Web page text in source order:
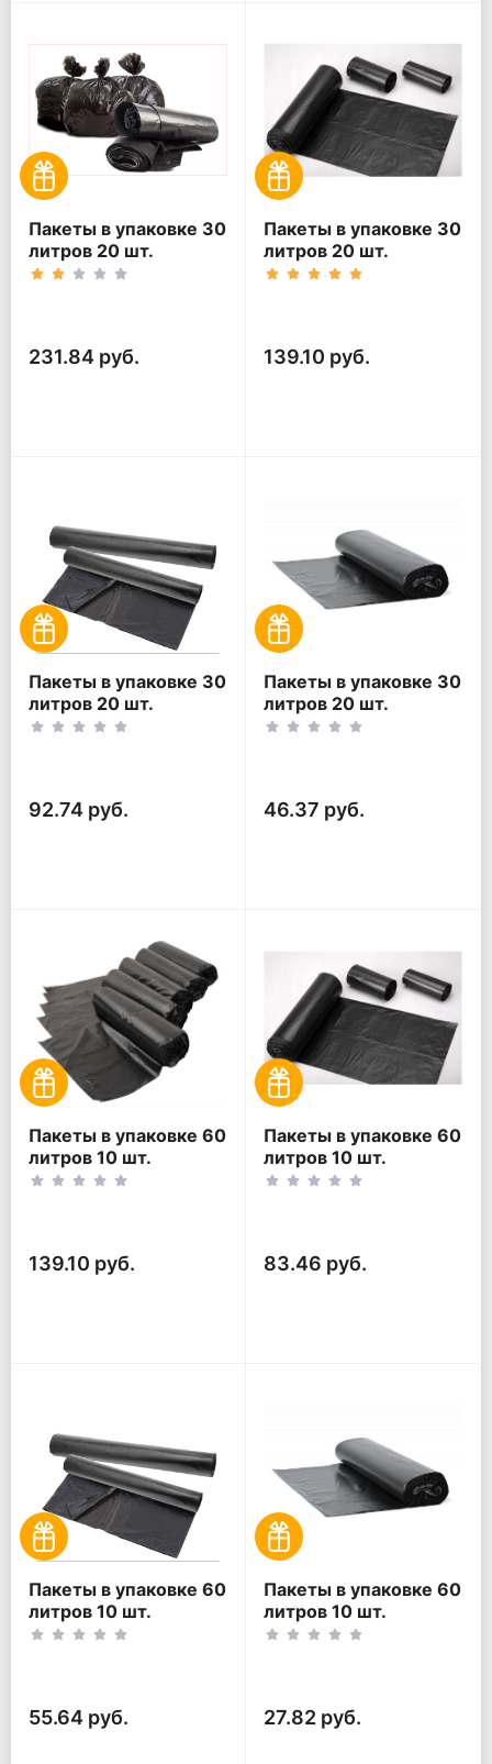
Пакеты в упаковке 30
литров 20 шт.
(20шт*5рул)
231.84 руб.
Пакеты в упаковке 30
литров 20 шт.
(20шт*3рул)
139.10 руб.
Пакеты в упаковке 30
литров 20 шт.
(20шт*2рул)
92.74 руб.
Пакеты в упаковке 30
литров 20 шт.
(20шт*1рул)
46.37 руб.
Пакеты в упаковке 60
литров 10 шт.
(10шт*5рул)
139.10 руб.
Пакеты в упаковке 60
литров 10 шт.
(10шт*3рул)
83.46 руб.
Пакеты в упаковке 60
литров 10 шт.
(10шт*2рул)
55.64 руб.
Пакеты в упаковке 60
литров 10 шт.
(10шт*1рул)
27.82 руб.